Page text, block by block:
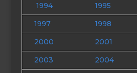
1994
1995
1997
1998
2000
2001
2003
2004